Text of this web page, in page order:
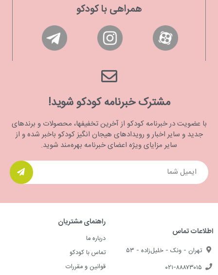
همراهی با کودکو
مشترک خبرنامه کودکو شوید!
با عضویت در خبرنامه کودکو از آخرین تخفیفها، محصولات و برندهای
جدید و سایر اخبار و رویدادهای هیجان انگیز کودکو باخبر شده و از
سایر مزایای ویژه اعضای خبرنامه بهره‌مند شوید.
اطلاعات تماس
تهران - ونک - خلیل‌زاده - ۵۳
۰۲۱-۸۸۸۷۳۰۱۵
راهنمای مشتریان
درباره ما
تماس با کودکو
قوانین و مقررات